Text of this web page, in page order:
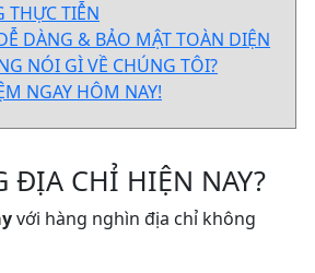
THỰC TIỄN
DÀNG & BẢO MẬT TOÀN DIỆN
NÓI GÌ VỀ CHÚNG TÔI?
NGAY HÔM NAY!
ĐỊA CHỈ HIỆN NAY?
với hàng nghìn địa chỉ không